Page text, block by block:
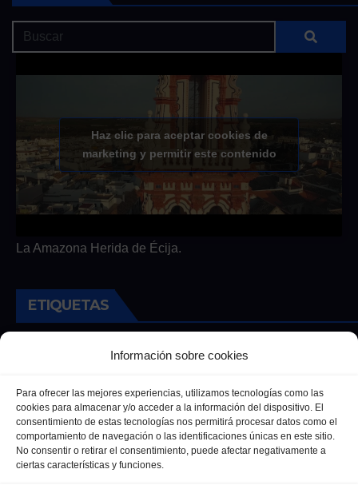
Información sobre cookies
Para ofrecer las mejores experiencias, utilizamos tecnologías como las
cookies para almacenar y/o acceder a la información del dispositivo. El
consentimiento de estas tecnologías nos permitirá procesar datos como el
comportamiento de navegación o las identificaciones únicas en este sitio.
No consentir o retirar el consentimiento, puede afectar negativamente a
ciertas características y funciones.
Haz clic para aceptar cookies de
marketing y permitir este contenido
La Amazona Herida de Écija.
ETIQUETAS
Andalucía Cultura Deportes